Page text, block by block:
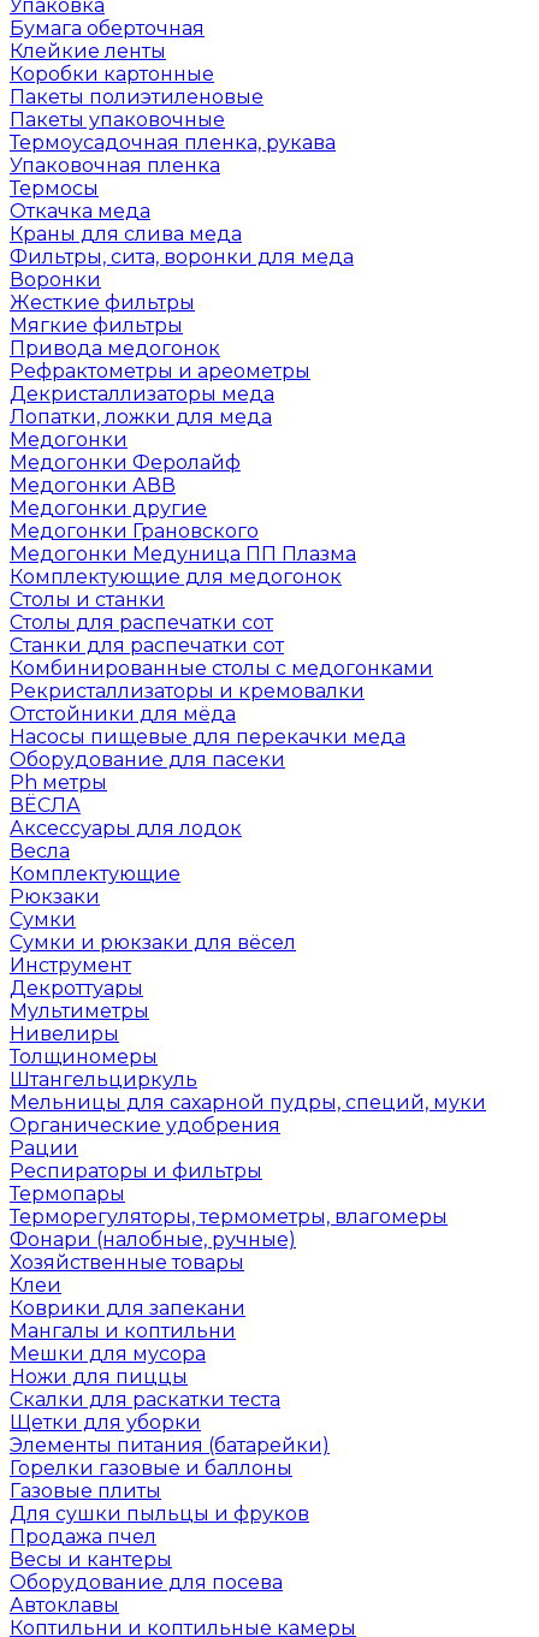
Упаковка
Бумага оберточная
Клейкие ленты
Коробки картонные
Пакеты полиэтиленовые
Пакеты упаковочные
Термоусадочная пленка, рукава
Упаковочная пленка
Термосы
Откачка меда
Краны для слива меда
Фильтры, сита, воронки для меда
Воронки
Жесткие фильтры
Мягкие фильтры
Привода медогонок
Рефрактометры и ареометры
Декристаллизаторы меда
Лопатки, ложки для меда
Медогонки
Медогонки Феролайф
Медогонки АВВ
Медогонки другие
Медогонки Грановского
Медогонки Медуница ПП Плазма
Комплектующие для медогонок
Столы и станки
Столы для распечатки сот
Станки для распечатки сот
Комбинированные столы с медогонками
Рекристаллизаторы и кремовалки
Отстойники для мёда
Насосы пищевые для перекачки меда
Оборудование для пасеки
Ph метры
ВЁСЛА
Аксессуары для лодок
Весла
Комплектующие
Рюкзаки
Сумки
Сумки и рюкзаки для вёсел
Инструмент
Декроттуары
Мультиметры
Нивелиры
Толщиномеры
Штангельциркуль
Мельницы для сахарной пудры, специй, муки
Органические удобрения
Рации
Респираторы и фильтры
Термопары
Терморегуляторы, термометры, влагомеры
Фонари (налобные, ручные)
Хозяйственные товары
Клеи
Коврики для запекани
Мангалы и коптильни
Мешки для мусора
Ножи для пиццы
Скалки для раскатки теста
Щетки для уборки
Элементы питания (батарейки)
Горелки газовые и баллоны
Газовые плиты
Для сушки пыльцы и фруков
Продажа пчел
Весы и кантеры
Оборудование для посева
Автоклавы
Коптильни и коптильные камеры